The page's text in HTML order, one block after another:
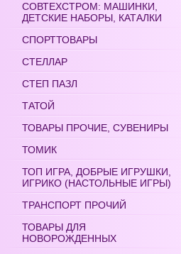
СОВТЕХСТРОМ: МАШИНКИ,
ДЕТСКИЕ НАБОРЫ, КАТАЛКИ
СПОРТТОВАРЫ
СТЕЛЛАР
СТЕП ПАЗЛ
ТАТОЙ
ТОВАРЫ ПРОЧИЕ, СУВЕНИРЫ
ТОМИК
ТОП ИГРА, ДОБРЫЕ ИГРУШКИ,
ИГРИКО (НАСТОЛЬНЫЕ ИГРЫ)
ТРАНСПОРТ ПРОЧИЙ
ТОВАРЫ ДЛЯ
НОВОРОЖДЕННЫХ